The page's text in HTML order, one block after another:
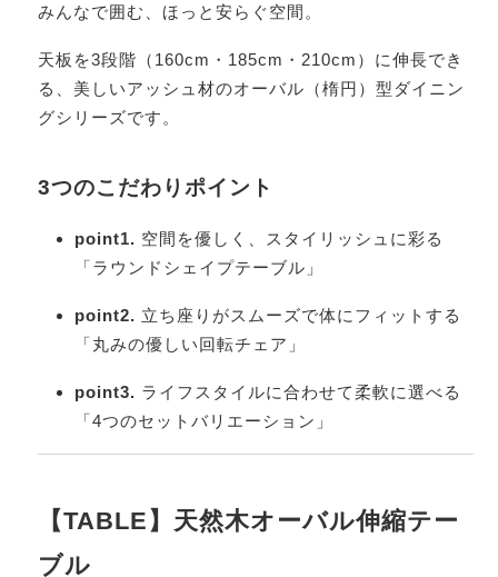
みんなで囲む、ほっと安らぐ空間。
天板を3段階（160cm・185cm・210cm）に伸長でき
る、美しいアッシュ材のオーバル（楕円）型ダイニン
グシリーズです。
3つのこだわりポイント
point1. 空間を優しく、スタイリッシュに彩る
「ラウンドシェイプテーブル」
point2. 立ち座りがスムーズで体にフィットする
「丸みの優しい回転チェア」
point3. ライフスタイルに合わせて柔軟に選べる
「4つのセットバリエーション」
【TABLE】天然木オーバル伸縮テー
ブル